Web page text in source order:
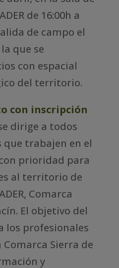
de 16:00h a
de campo el
que se
con espacial
del territorio.
con inscripción
dirige a todos
que trabajen en el
prioridad para
al territorio de
Comarca
El objetivo del
los profesionales
Sierra de
y